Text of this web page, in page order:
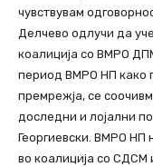
чувствувам
Делчево одлучи да
коалиција со ВМРО
период ВМРО НП како
премрежја, се
доследни и лојални
Георгиевски. ВМРО НП
во коалиција со СДСМ